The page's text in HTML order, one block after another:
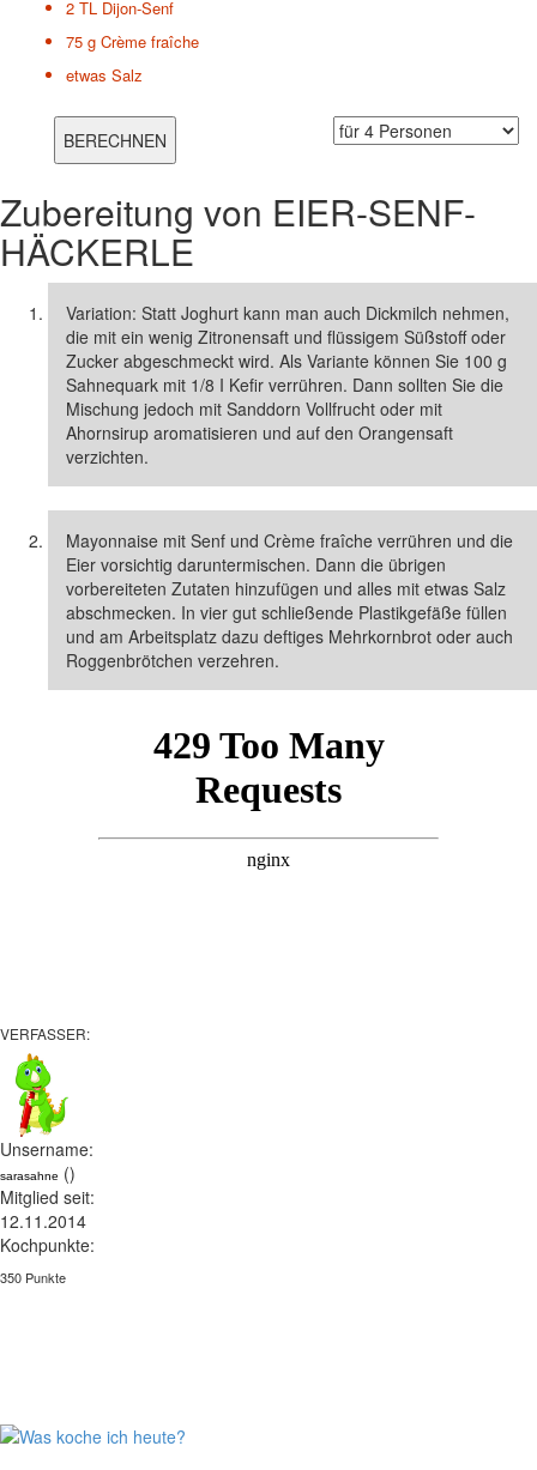
2 TL Dijon-Senf
75 g Crème fraîche
etwas Salz
Zubereitung von EIER-SENF-
HÄCKERLE
Variation: Statt Joghurt kann man auch Dickmilch nehmen,
die mit ein wenig Zitronensaft und flüssigem Süßstoff oder
Zucker abgeschmeckt wird. Als Variante können Sie 100 g
Sahnequark mit 1/8 I Kefir verrühren. Dann sollten Sie die
Mischung jedoch mit Sanddorn Vollfrucht oder mit
Ahornsirup aromatisieren und auf den Orangensaft
verzichten.
Mayonnaise mit Senf und Crème fraîche verrühren und die
Eier vorsichtig daruntermischen. Dann die übrigen
vorbereiteten Zutaten hinzufügen und alles mit etwas Salz
abschmecken. In vier gut schließende Plastikgefäße füllen
und am Arbeitsplatz dazu deftiges Mehrkornbrot oder auch
Roggenbrötchen verzehren.
VERFASSER:
Unsername:
sarasahne ()
Mitglied seit:
12.11.2014
Kochpunkte:
350 Punkte